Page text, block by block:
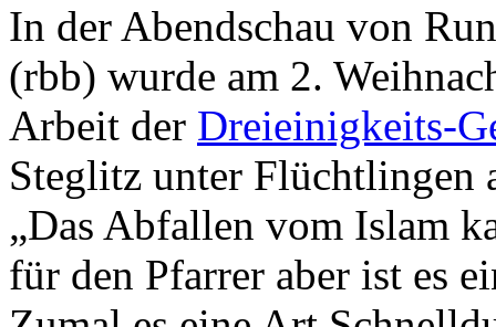
In der Abendschau von
(rbb) wurde am 2.
Arbeit der Dreieinigkeits-
Steglitz unter Flüchtlingen
„Das Abfallen vom Islam
für den Pfarrer aber ist es